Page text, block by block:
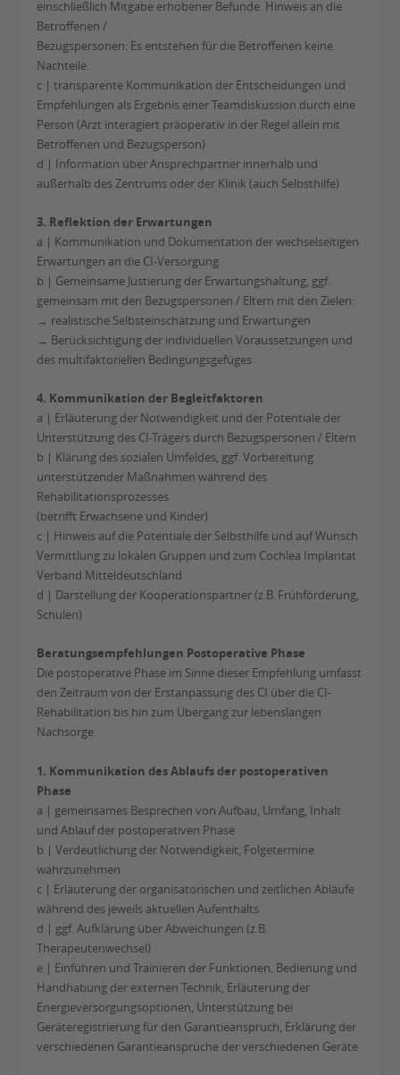
einschließlich Mitgabe erhobener Befunde. Hinweis an die
Betroffenen /
Bezugspersonen: Es entstehen für die Betroffenen keine
Nachteile.
c | transparente Kommunikation der Entscheidungen und
Empfehlungen als Ergebnis einer Teamdiskussion durch eine
Person (Arzt interagiert präoperativ in der Regel allein mit
Betroffenen und Bezugsperson)
d | Information über Ansprechpartner innerhalb und
außerhalb des Zentrums oder der Klinik (auch Selbsthilfe)
3. Reflektion der Erwartungen
a | Kommunikation und Dokumentation der wechselseitigen
Erwartungen an die CI-Versorgung
b | Gemeinsame Justierung der Erwartungshaltung, ggf.
gemeinsam mit den Bezugspersonen / Eltern mit den Zielen:
→ realistische Selbsteinschätzung und Erwartungen
→ Berücksichtigung der individuellen Voraussetzungen und
des multifaktoriellen Bedingungsgefüges
4. Kommunikation der Begleitfaktoren
a | Erläuterung der Notwendigkeit und der Potentiale der
Unterstützung des CI-Trägers durch Bezugspersonen / Eltern
b | Klärung des sozialen Umfeldes, ggf. Vorbereitung
unterstützender Maßnahmen während des
Rehabilitationsprozesses
(betrifft Erwachsene und Kinder)
c | Hinweis auf die Potentiale der Selbsthilfe und auf Wunsch
Vermittlung zu lokalen Gruppen und zum Cochlea Implantat
Verband Mitteldeutschland
d | Darstellung der Kooperationspartner (z.B. Frühförderung,
Schulen)
Beratungsempfehlungen Postoperative Phase
Die postoperative Phase im Sinne dieser Empfehlung umfasst
den Zeitraum von der Erstanpassung des CI über die CI-
Rehabilitation bis hin zum Übergang zur lebenslangen
Nachsorge.
1. Kommunikation des Ablaufs der postoperativen
Phase
a | gemeinsames Besprechen von Aufbau, Umfang, Inhalt
und Ablauf der postoperativen Phase
b | Verdeutlichung der Notwendigkeit, Folgetermine
wahrzunehmen
c | Erläuterung der organisatorischen und zeitlichen Abläufe
während des jeweils aktuellen Aufenthalts
d | ggf. Aufklärung über Abweichungen (z.B.
Therapeutenwechsel)
e | Einführen und Trainieren der Funktionen, Bedienung und
Handhabung der externen Technik, Erläuterung der
Energieversorgungsoptionen, Unterstützung bei
Geräteregistrierung für den Garantieanspruch, Erklärung der
verschiedenen Garantieansprüche der verschiedenen Geräte